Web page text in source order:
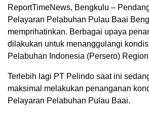
ReportTimeNews, Bengkulu –
Pelayaran Pelabuhan Pulau Baai
memprihatinkan. Berbagai upaya
dilakukan untuk menanggulangi
Pelabuhan Indonesia (Persero)
Terlebih lagi PT Pelindo saat ini
maksimal melakukan penanganan
Pelayaran Pelabuhan Pulau Baai.